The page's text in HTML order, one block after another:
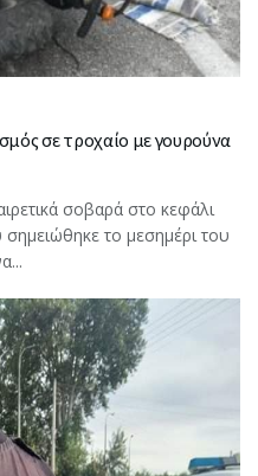
σε τροχαίο με γουρούνα
σοβαρά στο κεφάλι
το μεσημέρι του